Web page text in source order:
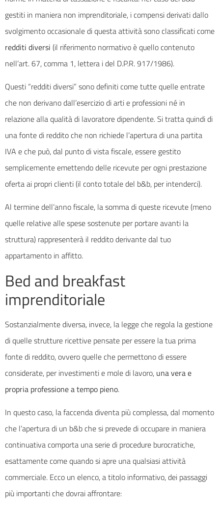
gestiti in maniera non imprenditoriale, i compensi derivati dallo
svolgimento occasionale di questa attività sono classificati come
redditi diversi (il riferimento normativo è quello contenuto
nell’art. 67, comma 1, lettera i del D.P.R. 917/1986).
Questi “redditi diversi” sono definiti come tutte quelle entrate
che non derivano dall’esercizio di arti e professioni né in
relazione alla qualità di lavoratore dipendente. Si tratta quindi di
una fonte di reddito che non richiede l’apertura di una partita
IVA e che può, dal punto di vista fiscale, essere gestito
semplicemente emettendo delle ricevute per ogni prestazione
oferta ai propri clienti (il conto totale del b&b, per intenderci).
Al termine dell’anno fiscale, la somma di queste ricevute (meno
quelle relative alle spese sostenute per portare avanti la
struttura) rappresenterà il reddito derivante dal tuo
appartamento in affitto.
Bed and breakfast
imprenditoriale
Sostanzialmente diversa, invece, la legge che regola la gestione
di quelle strutture ricettive pensate per essere la tua prima
fonte di reddito, ovvero quelle che permettono di essere
considerate, per investimenti e mole di lavoro, una vera e
propria professione a tempo pieno.
In questo caso, la faccenda diventa più complessa, dal momento
che l’apertura di un b&b che si prevede di occupare in maniera
continuativa comporta una serie di procedure burocratiche,
esattamente come quando si apre una qualsiasi attività
commerciale. Ecco un elenco, a titolo informativo, dei passaggi
più importanti che dovrai affrontare: